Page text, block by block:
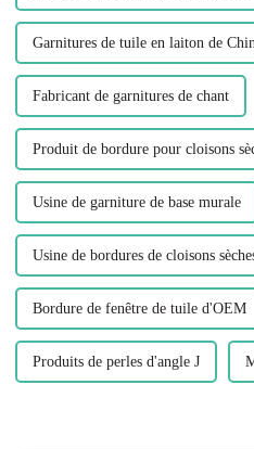
Garnitures de tuile en laiton de
Fabricant de garnitures de chant
Produit de bordure pour cloisons
Usine de garniture de base murale
Usine de bordures de cloisons
Bordure de fenêtre de tuile d'OEM
Produits de perles d'angle J